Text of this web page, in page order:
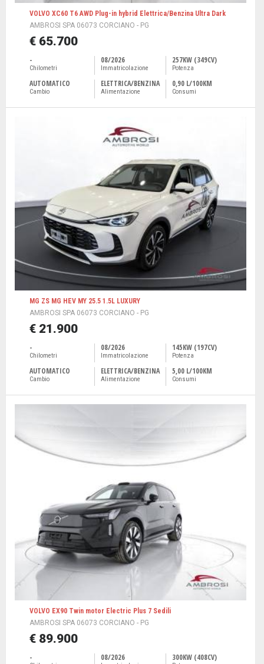
VOLVO XC60 T6 AWD Plug-in hybrid Elettrica/Benzina Ultra Dark
AMBROSI SPA 06073 CORCIANO - PG
€ 65.700
-
Chilometri
08/2026
Immatricolazione
257KW (349CV)
Potenza
AUTOMATICO
Cambio
ELETTRICA/BENZINA
Alimentazione
0,90 L/100KM
Consumi
MG ZS MG HEV MY 25.5 1.5L LUXURY
AMBROSI SPA 06073 CORCIANO - PG
€ 21.900
-
Chilometri
08/2026
Immatricolazione
145KW (197CV)
Potenza
AUTOMATICO
Cambio
ELETTRICA/BENZINA
Alimentazione
5,00 L/100KM
Consumi
VOLVO EX90 Twin motor Electric Plus 7 Sedili
AMBROSI SPA 06073 CORCIANO - PG
€ 89.900
- 08/2026 300KW (408CV)